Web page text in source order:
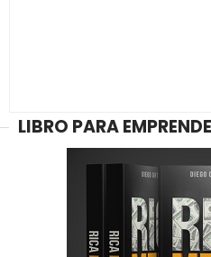
LIBRO PARA